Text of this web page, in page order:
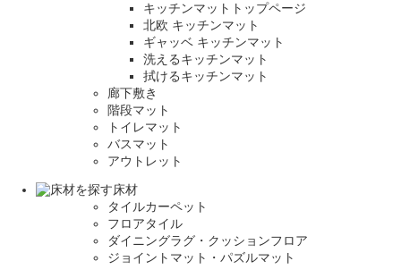
キッチンマットトップページ
北欧 キッチンマット
ギャッベ キッチンマット
洗えるキッチンマット
拭けるキッチンマット
廊下敷き
階段マット
トイレマット
バスマット
アウトレット
床材
タイルカーペット
フロアタイル
ダイニングラグ・クッションフロア
ジョイントマット・パズルマット